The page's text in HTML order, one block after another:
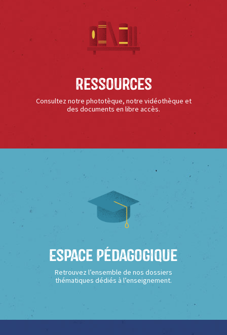
Ressources
Consultez notre phototèque, notre vidéothèque et
des documents en libre accès.
Espace Pédagogique
Retrouvez l’ensemble de nos dossiers
thématiques dédiés à l’enseignement.